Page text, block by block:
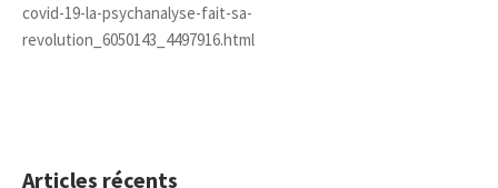
covid-19-la-psychanalyse-fait-sa-
revolution_6050143_4497916.html
Articles récents